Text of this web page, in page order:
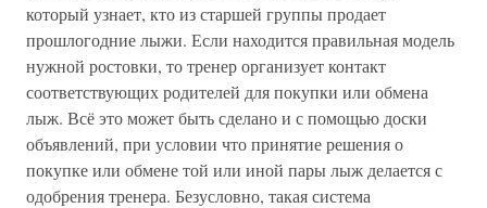
который узнает, кто из старшей группы продает
прошлогодние лыжи. Если находится правильная модель
нужной ростовки, то тренер организует контакт
соответствующих родителей для покупки или обмена
лыж. Всё это может быть сделано и с помощью доски
объявлений, при условии что принятие решения о
покупке или обмене той или иной пары лыж делается с
одобрения тренера. Безусловно, такая система